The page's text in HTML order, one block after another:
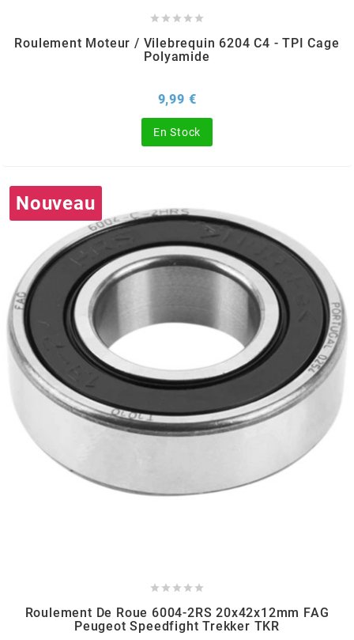
GS27
GURTNER
HEIDENAU
HEVIK
HOOSIER RACING TIRE
HUTCHINSON
IPONE
    
Roulement Moteur / Vilebrequin 6204 C4 - TPI Cage
Polyamide
9,99 €Prix
En Stock
Nouveau
    
Roulement De Roue 6004-2RS 20x42x12mm FAG
Peugeot Speedfight Trekker TKR